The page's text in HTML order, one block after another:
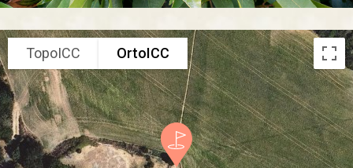
TopoICC OrtoICC